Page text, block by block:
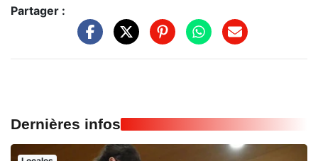
Partager :
Dernières infos